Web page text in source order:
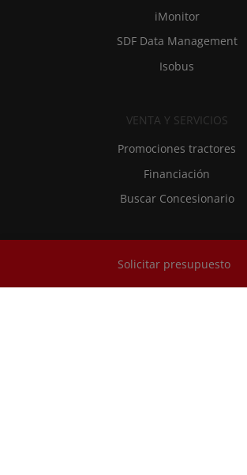
Solicitar presupuesto
iMonitor
SDF Data Management
Isobus
VENTA Y SERVICIOS
Promociones tractores
Financiación
Buscar Concesionario